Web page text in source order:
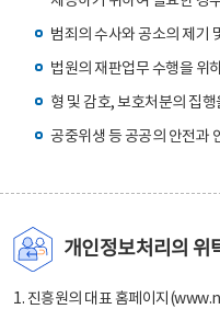
범죄의 수사와 공소의 제기
법원의 재판업무 수행을 위
형 및 감호, 보호처분의 집
공중위생 등 공공의 안전과
개인정보처리의 위
1. 진흥원의 대표 홈페이지